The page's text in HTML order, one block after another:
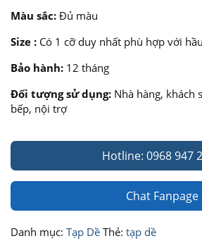
Màu sắc: Đủ màu
Size : Có 1 cỡ duy nhất phù hợp với
Bảo hành: 12 tháng
Đối tượng sử dụng: Nhà hàng, khách
bếp, nội trợ
Hotline: 0968 947
Chat Fanpage
Danh mục: Tạp Dề Thẻ: tạp dề